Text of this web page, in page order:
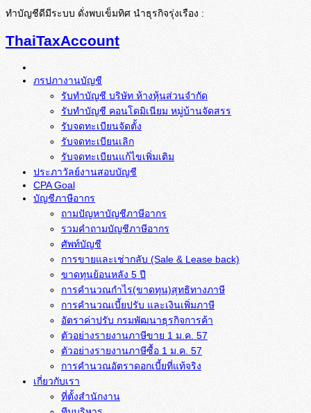
ทำบัญชีดีมีระบบ ดั่งพบเข็มทิศ นำธุรกิจรุ่งเรือง :
ThaiTaxAccount
ภรปภางานบัญชี
รับทำบัญชี บริษัท ห้างหุ้นส่วนจำกัด
รับทำบัญชี คอนโดมิเนียม หมู่บ้านจัดสรร
รับจดทะเบียนจัดตั้ง
รับจดทะเบียนเลิก
รับจดทะเบียนแก้ไขเพิ่มเติม
ประภาวัลย์งานสอบบัญชี
CPA Goal
บัญชีภาษีอากร
ถามปัญหาบัญชีภาษีอากร
รวมคำถามบัญชีภาษีอากร
ศัพท์บัญชี
การขายและเช่ากลับ (Sale & Lease back)
ขาดทุนย้อนหลัง 5 ปี
การคำนวณกำไร(ขาดทุน)สุทธิทางภาษี
การคำนวณเบี้ยปรับ และเงินเพิ่มภาษี
อัตราค่าปรับ กรมพัฒนาธุรกิจการค้า
ตัวอย่างรายงานภาษีขาย 1 ม.ค. 57
การคำนวณอัตราดอกเบี้ยที่แท้จริง
เกี่ยวกับเรา
ที่ตั้งสำนักงาน